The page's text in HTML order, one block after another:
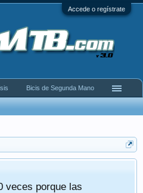
Accede o regístrate
veces porque las
Bicis de Segunda Mano